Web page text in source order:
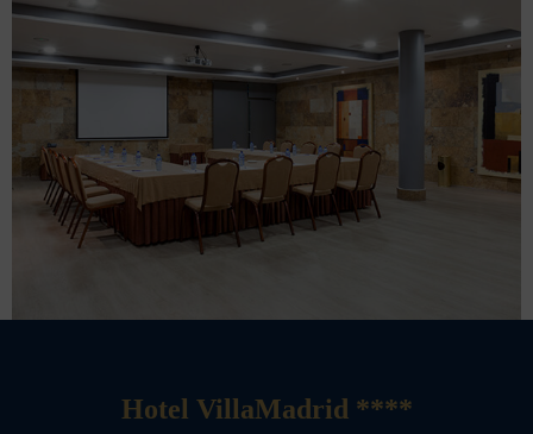
Hotel VillaMadrid ****